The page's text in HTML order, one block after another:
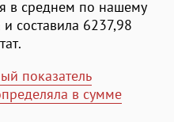
в среднем по нашему
составила 6237,98
показатель
в сумме